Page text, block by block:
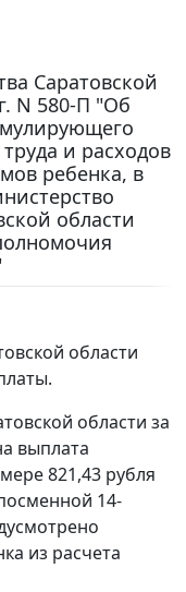
Саратовской
N 580-П "Об
и расходов
ребенка, в
области
области
области за
выплата
821,43 рубля
14-
из расчета